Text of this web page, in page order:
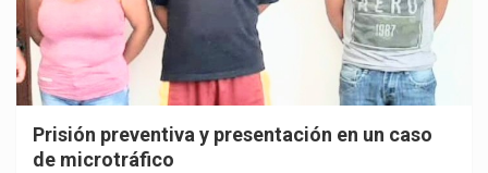
Prisión preventiva y presentación en un caso
de microtráfico